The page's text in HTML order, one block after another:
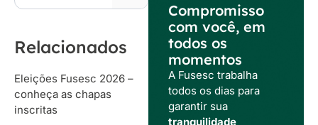
Relacionados
Eleições Fusesc 2026 –
conheça as chapas
inscritas
Compromisso
com você, em
todos os
momentos
A Fusesc trabalha
todos os dias para
garantir sua
tranquilidade